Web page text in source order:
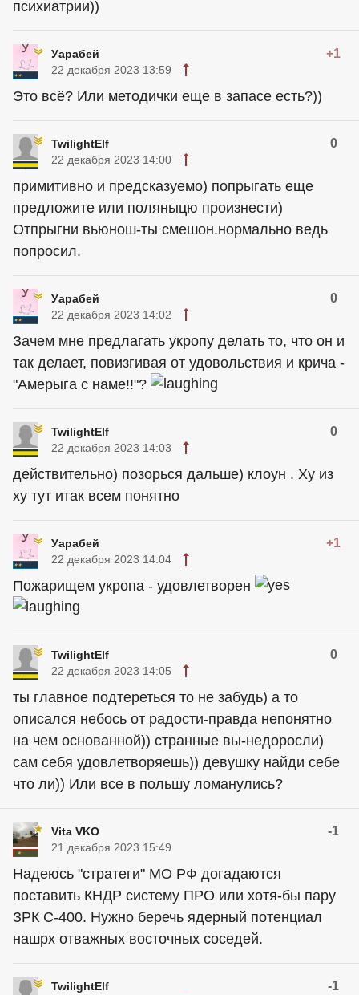
психиатрии))
Уарабей +1
22 декабря 2023 13:59
Это всё? Или методички еще в запасе есть?))
TwilightElf 0
22 декабря 2023 14:00
примитивно и предсказуемо) попрыгать еще
предложите или поляныцю произнести)
Отпрыгни вьюнош-ты смешон.нормально ведь
попросил.
Уарабей 0
22 декабря 2023 14:02
Зачем мне предлагать укропу делать то, что он и
так делает, повизгивая от удовольствия и крича -
"Амерыга с наме!!"?
TwilightElf 0
22 декабря 2023 14:03
действительно) позорься дальше) клоун . Ху из
ху тут итак всем понятно
Уарабей +1
22 декабря 2023 14:04
Пожарищем укропа - удовлетворен
TwilightElf 0
22 декабря 2023 14:05
ты главное подтереться то не забудь) а то
описался небось от радости-правда непонятно
на чем основанной)) странные вы-недоросли)
сам себя удовлетворяешь)) девушку найди себе
что ли)) Или все в польшу ломанулись?
Vita VKO -1
21 декабря 2023 15:49
Надеюсь "стратеги" МО РФ догадаются
поставить КНДР систему ПРО или хотя-бы пару
ЗРК С-400. Нужно беречь ядерный потенциал
нашрх отважных восточных соседей.
TwilightElf -1